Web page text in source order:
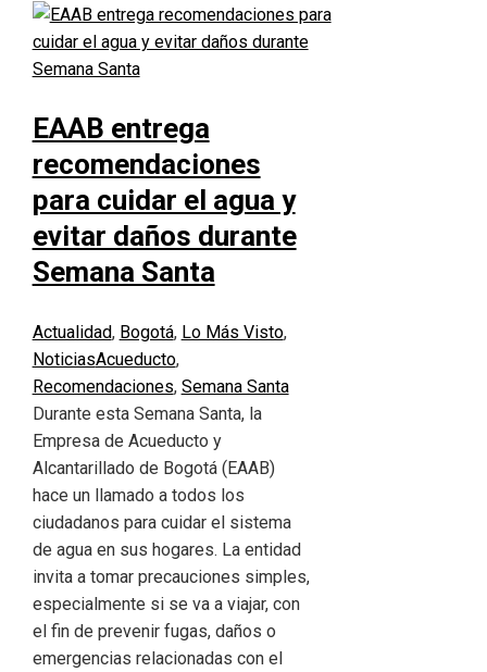
EAAB entrega
recomendaciones
para cuidar el agua y
evitar daños durante
Semana Santa
Actualidad, Bogotá, Lo Más Visto,
NoticiasAcueducto,
Recomendaciones, Semana Santa
Durante esta Semana Santa, la
Empresa de Acueducto y
Alcantarillado de Bogotá (EAAB)
hace un llamado a todos los
ciudadanos para cuidar el sistema
de agua en sus hogares. La entidad
invita a tomar precauciones simples,
especialmente si se va a viajar, con
el fin de prevenir fugas, daños o
emergencias relacionadas con el